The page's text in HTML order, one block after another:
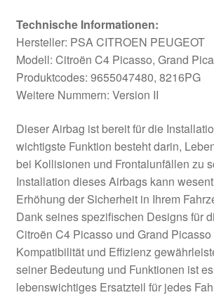
Technische Informationen:
Hersteller: PSA CITROEN PEUGEOT
Modell: Citroën C4 Picasso, Grand
Produktcodes: 9655047480, 8216PG
Weitere Nummern: Version II
Dieser Airbag ist bereit für die
wichtigste Funktion besteht darin,
bei Kollisionen und Frontalunfällen zu
Installation dieses Airbags kann
Erhöhung der Sicherheit in Ihrem
Dank seines spezifischen Designs für
Citroën C4 Picasso und Grand
Kompatibilität und Effizienz
seiner Bedeutung und Funktionen ist
lebenswichtiges Ersatzteil für jedes